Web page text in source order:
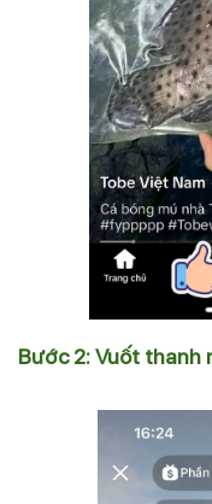
Bước 2: Vuốt thanh